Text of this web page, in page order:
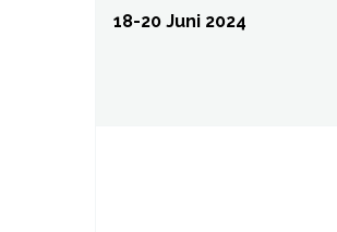
18-20 Juni 2024